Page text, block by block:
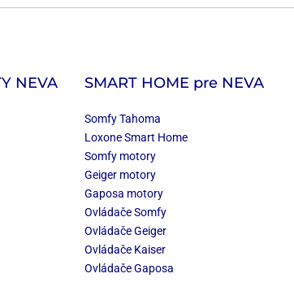
NEVA SMART HOME pre NEVA
Somfy Tahoma
Loxone Smart Home
Somfy motory
Geiger motory
Gaposa motory
Ovládače Somfy
Ovládače Geiger
Ovládače Kaiser
Ovládače Gaposa